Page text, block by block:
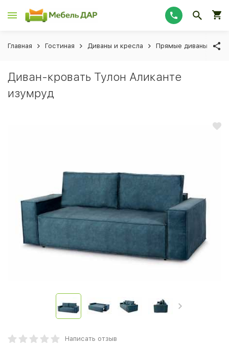
Главная Гостиная Диваны и кресла Прямые диваны
Диван-кровать Тулон Аликанте
изумруд
Написать отзыв